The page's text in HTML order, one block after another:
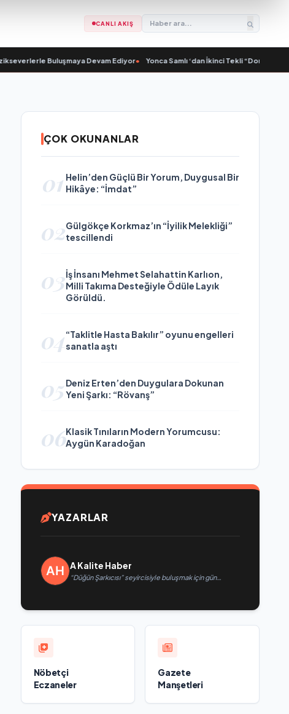
CANLI AKIŞ
Buluşmaya Devam Ediyor• Yonca Samlı ‘dan İkinci Tekli “Donacaksın
ÇOK OKUNANLAR
01 Helin’den Güçlü Bir Yorum, Duygusal Bir
Hikâye: “İmdat”
02Gülgökçe Korkmaz’ın “İyilik Melekliği”
tescillendi
03İş İnsanı Mehmet Selahattin Karlıon,
Milli Takıma Desteğiyle Ödüle Layık
Görüldü.
04“Taklitle Hasta Bakılır” oyunu engelleri
sanatla aştı
05 Deniz Erten’den Duygulara Dokunan
Yeni Şarkı: “Rövanş”
06Klasik Tınıların Modern Yorumcusu:
Aygün Karadoğan
YAZARLAR
A Kalite Haber
“Düğün Şarkıcısı” seyircisiyle buluşmak için gün
Nöbetçi
Eczaneler
Gazete
Manşetleri